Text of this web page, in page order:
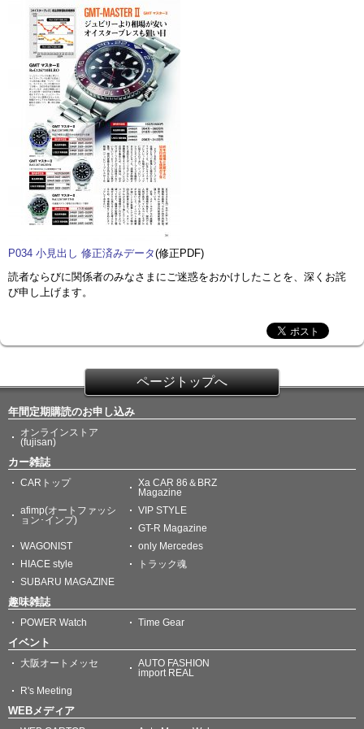
P034 小見出し 修正済みデータ(修正PDF)
読者ならびに関係者のみなさまにご迷惑をおかけしたことを、深くお詫
び申し上げます。
ページトップへ
年間定期購読のお申し込み
オンラインストア
(fujisan)
カー雑誌
CARトップ
Xa CAR 86＆BRZ
Magazine
afimp(オートファッシ
ョン･インプ)
VIP STYLE
GT-R Magazine
WAGONIST
only Mercedes
HIACE style
トラック魂
SUBARU MAGAZINE
趣味雑誌
POWER Watch Time Gear
イベント
大阪オートメッセ
AUTO FASHION
import REAL
R's Meeting
WEBメディア